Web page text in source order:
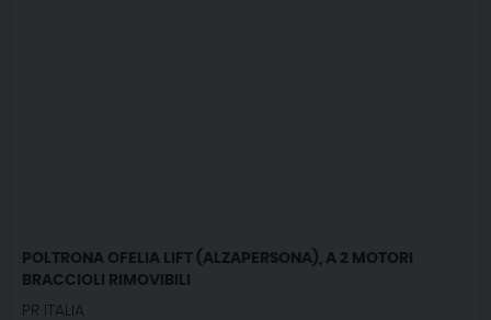
POLTRONA OFELIA LIFT (ALZAPERSONA), A 2 MOTORI
BRACCIOLI RIMOVIBILI
PR ITALIA